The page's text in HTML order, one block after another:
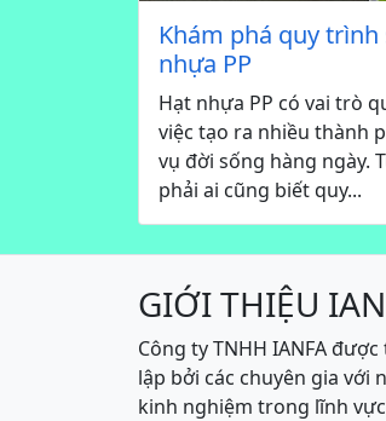
Khám phá quy
nhựa PP
Hạt nhựa PP có vai trò
việc tạo ra nhiều thành
vụ đời sống hàng ngày.
phải ai cũng biết quy...
GIỚI THIỆU
Công ty TNHH IANFA
lập bởi các chuyên gia với
kinh nghiệm trong lĩnh